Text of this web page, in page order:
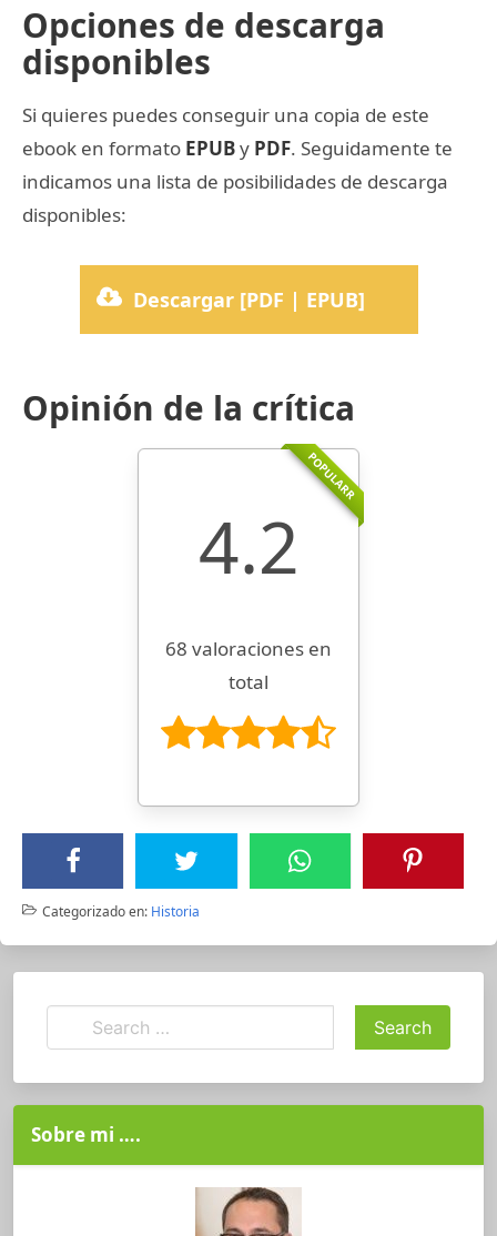
Opciones de descarga
disponibles
Si quieres puedes conseguir una copia de este
ebook en formato EPUBy PDF. Seguidamente te
indicamos una lista de posibilidades de descarga
disponibles:
Descargar [PDF | EPUB]
Opinión de la crítica
POPULARR
4.2
68 valoraciones en
total
Categorizado en: Historia
Sobre mi ….